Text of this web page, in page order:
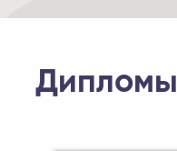
Дипломы